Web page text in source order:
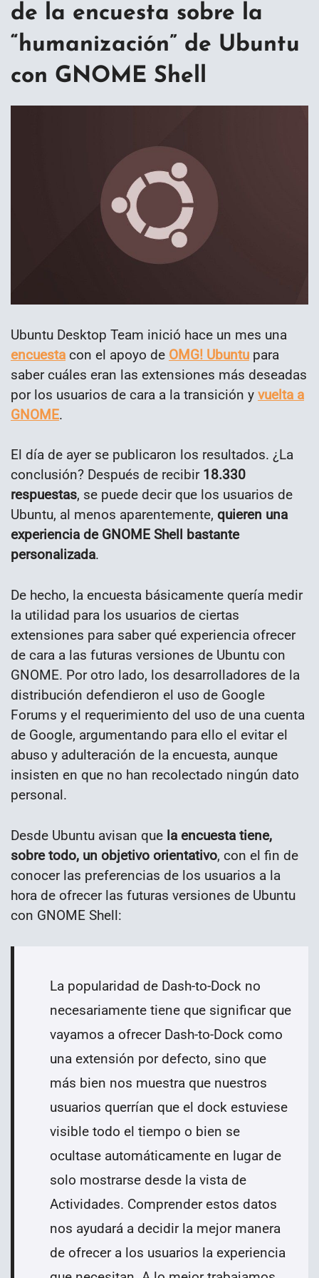
de la encuesta sobre la
“humanización” de Ubuntu
con GNOME Shell
Ubuntu Desktop Team inició hace un mes una
encuesta con el apoyo de OMG! Ubuntu para
saber cuáles eran las extensiones más deseadas
por los usuarios de cara a la transición y vuelta a
GNOME.
El día de ayer se publicaron los resultados. ¿La
conclusión? Después de recibir 18.330
respuestas, se puede decir que los usuarios de
Ubuntu, al menos aparentemente, quieren una
experiencia de GNOME Shell bastante
personalizada.
De hecho, la encuesta básicamente quería medir
la utilidad para los usuarios de ciertas
extensiones para saber qué experiencia ofrecer
de cara a las futuras versiones de Ubuntu con
GNOME. Por otro lado, los desarrolladores de la
distribución defendieron el uso de Google
Forums y el requerimiento del uso de una cuenta
de Google, argumentando para ello el evitar el
abuso y adulteración de la encuesta, aunque
insisten en que no han recolectado ningún dato
personal.
Desde Ubuntu avisan que la encuesta tiene,
sobre todo, un objetivo orientativo, con el fin de
conocer las preferencias de los usuarios a la
hora de ofrecer las futuras versiones de Ubuntu
con GNOME Shell:
La popularidad de Dash-to-Dock no
necesariamente tiene que significar que
vayamos a ofrecer Dash-to-Dock como
una extensión por defecto, sino que
más bien nos muestra que nuestros
usuarios querrían que el dock estuviese
visible todo el tiempo o bien se
ocultase automáticamente en lugar de
solo mostrarse desde la vista de
Actividades. Comprender estos datos
nos ayudará a decidir la mejor manera
de ofrecer a los usuarios la experiencia